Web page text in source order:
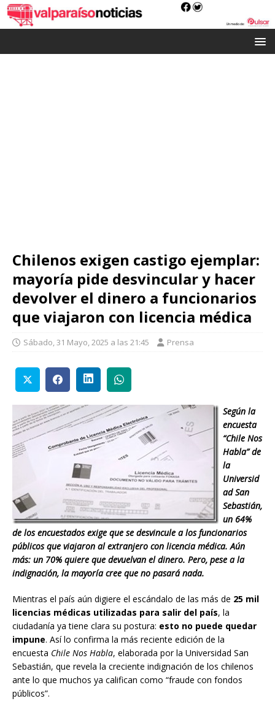
Chilenos exigen castigo ejemplar:
mayoría pide desvincular y hacer
devolver el dinero a funcionarios
que viajaron con licencia médica
Sábado, 31 Mayo, 2025 a las 21:45 Prensa
Según la
encuesta
“Chile Nos
Habla” de
la
Universid
ad San
Sebastián,
un 64%
de los encuestados exige que se desvincule a los funcionarios
públicos que viajaron al extranjero con licencia médica. Aún
más: un 70% quiere que devuelvan el dinero. Pero, pese a la
indignación, la mayoría cree que no pasará nada.
Mientras el país aún digiere el escándalo de las más de 25 mil
licencias médicas utilizadas para salir del país, la
ciudadanía ya tiene clara su postura: esto no puede quedar
impune. Así lo confirma la más reciente edición de la
encuesta Chile Nos Habla, elaborada por la Universidad San
Sebastián, que revela la creciente indignación de los chilenos
ante lo que muchos ya califican como “fraude con fondos
públicos”.